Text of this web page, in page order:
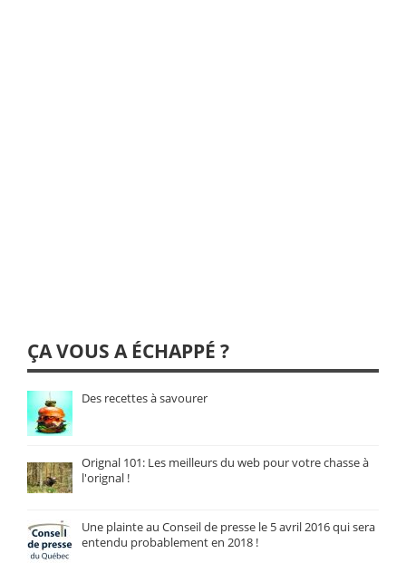
ÇA VOUS A ÉCHAPPÉ ?
Des recettes à savourer
Orignal 101: Les meilleurs du web pour votre chasse à
l'orignal !
Une plainte au Conseil de presse le 5 avril 2016 qui sera
entendu probablement en 2018 !